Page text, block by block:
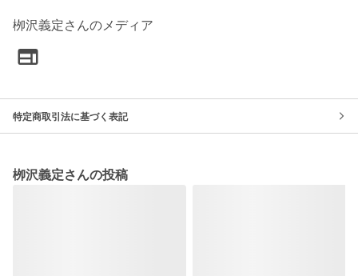
栁沢義定さんのメディア
特定商取引法に基づく表記
栁沢義定さんの投稿